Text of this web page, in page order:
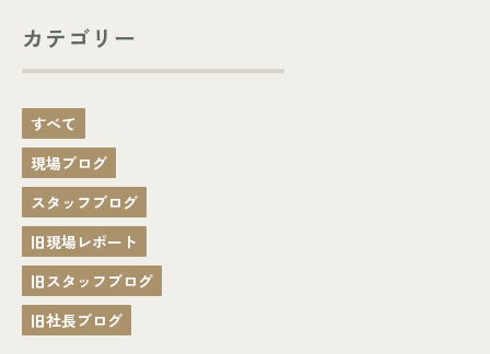
カテゴリー
すべて
現場ブログ
スタッフブログ
旧現場レポート
旧スタッフブログ
旧社長ブログ